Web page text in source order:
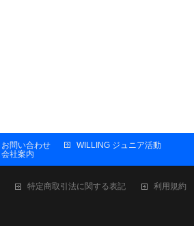
お問い合わせ
会社案内
WILLING ジュニア活動
特定商取引法に関する表記 利用規約